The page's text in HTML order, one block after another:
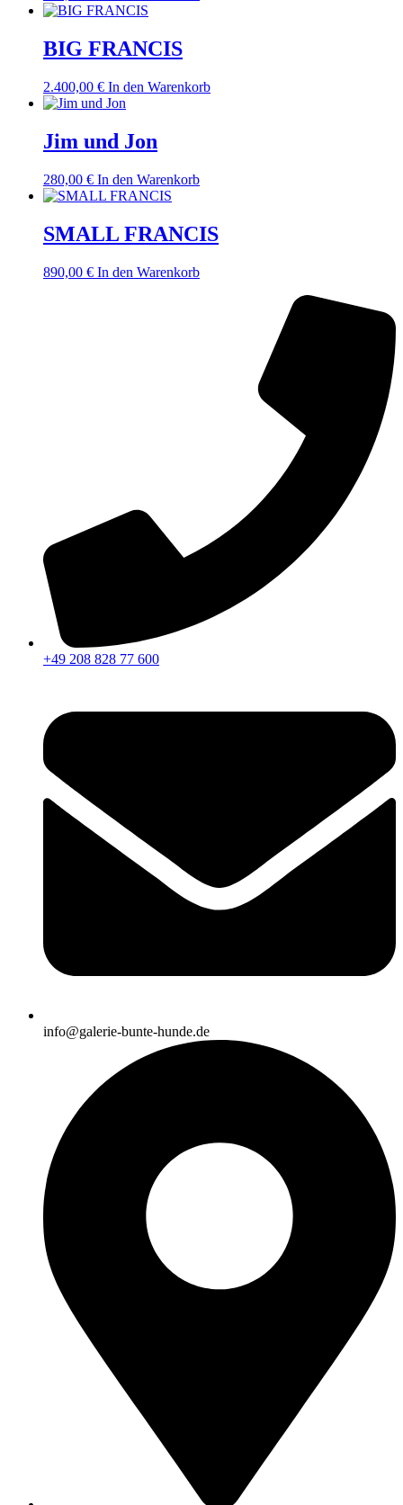
BIG FRANCIS
2.400,00 € In den Warenkorb
Jim und Jon
280,00 € In den Warenkorb
SMALL FRANCIS
890,00 € In den Warenkorb
+49 208 828 77 600
info@galerie-bunte-hunde.de